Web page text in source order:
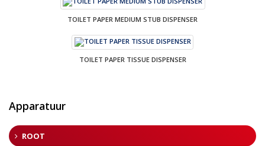
TOILET PAPER MEDIUM STUB DISPENSER
TOILET PAPER TISSUE DISPENSER
Apparatuur
ROOT